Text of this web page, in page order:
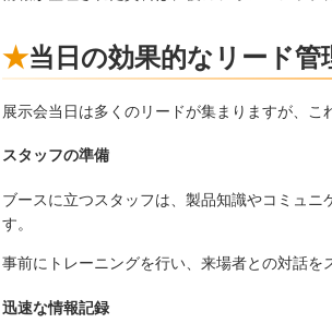
当日の効果的なリード管
展示会当日は多くのリードが集まりますが、こ
スタッフの準備
ブースに立つスタッフは、製品知識やコミュ
す。
事前にトレーニングを行い、来場者との対話を
迅速な情報記録